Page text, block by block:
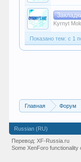
Kyrnyt
Показано тем: с 1
Главная Форум
Russian (RU)
Перевод:XF-Russia.ru
Some XenForo